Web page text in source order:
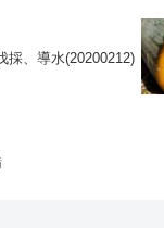
採、導水(20200212)